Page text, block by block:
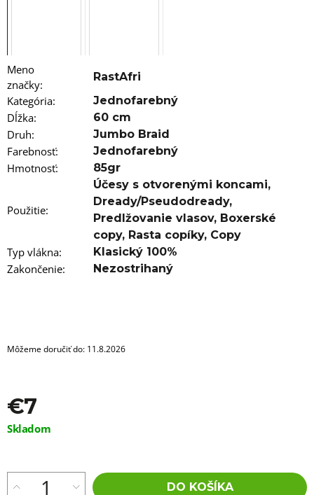
Meno
značky:
RastAfri
Kategória: Jednofarebný
Dĺžka: 60 cm
Druh: Jumbo Braid
Farebnosť: Jednofarebný
Hmotnosť: 85gr
Použitie:
Účesy s otvorenými koncami,
Dready/Pseudodready,
Predlžovanie vlasov, Boxerské
copy, Rasta copíky, Copy
Typ vlákna: Klasický 100%
Zakončenie: Nezostrihaný
Môžeme doručiť do: 11.8.2026
€7
Jednotková
Skladom
DO KOŠÍKA
KANEKALON
ARIEL
75CM
100GR
PINK1
€8,76
Pôvodne:
€13